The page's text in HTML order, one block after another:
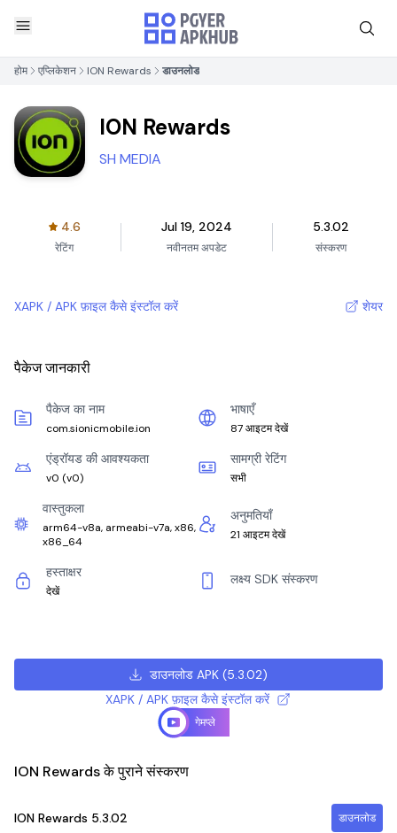
होम एप्लिकेशन ION Rewards डाउनलोड
ION Rewards
SH MEDIA
4.6
रेटिंग
Jul 19, 2024
नवीनतम अपडेट
5.3.02
संस्करण
XAPK / APK फ़ाइल कैसे इंस्टॉल करें शेयर
पैकेज जानकारी
पैकेज का नाम
com.sionicmobile.ion
भाषाएँ
87 आइटम देखें
एंड्रॉयड की आवश्यकता
v0 (v0)
सामग्री रेटिंग
सभी
वास्तुकला
arm64-v8a, armeabi-v7a, x86,
x86_64
अनुमतियाँ
21 आइटम देखें
हस्ताक्षर
देखें
लक्ष्य SDK संस्करण
डाउनलोड APK (5.3.02)
XAPK / APK फ़ाइल कैसे इंस्टॉल करें
गेमप्ले
ION Rewards के पुराने संस्करण
ION Rewards 5.3.02 डाउनलोड